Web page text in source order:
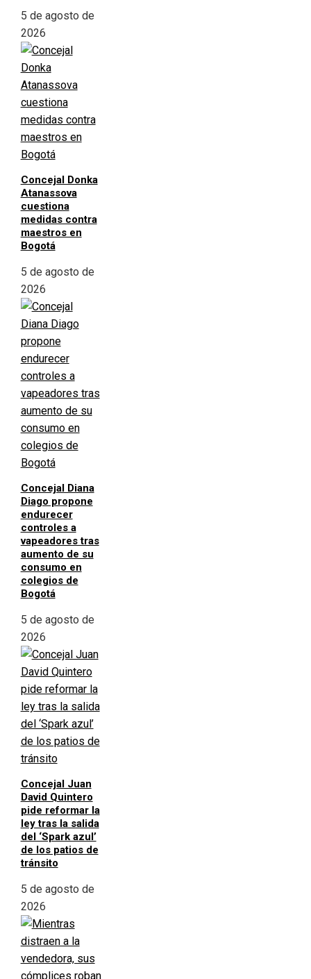
5 de agosto de
2026
Concejal Donka
Atanassova
cuestiona
medidas contra
maestros en
Bogotá
5 de agosto de
2026
Concejal Diana
Diago propone
endurecer
controles a
vapeadores tras
aumento de su
consumo en
colegios de
Bogotá
5 de agosto de
2026
Concejal Juan
David Quintero
pide reformar la
ley tras la salida
del ‘Spark azul’
de los patios de
tránsito
5 de agosto de
2026